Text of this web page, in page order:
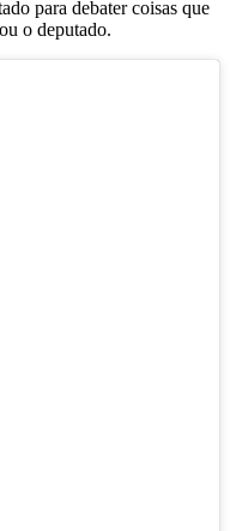
para debater coisas que
o deputado.